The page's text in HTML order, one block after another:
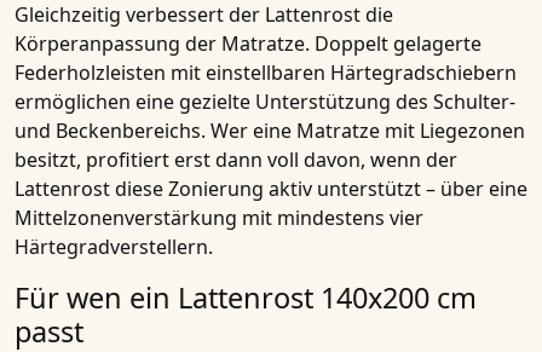
Gleichzeitig verbessert der Lattenrost die
Körperanpassung der Matratze. Doppelt gelagerte
Federholzleisten mit einstellbaren Härtegradschiebern
ermöglichen eine gezielte Unterstützung des Schulter-
und Beckenbereichs. Wer eine Matratze mit Liegezonen
besitzt, profitiert erst dann voll davon, wenn der
Lattenrost diese Zonierung aktiv unterstützt – über eine
Mittelzonenverstärkung mit mindestens vier
Härtegradverstellern.
Für wen ein Lattenrost 140x200 cm
passt